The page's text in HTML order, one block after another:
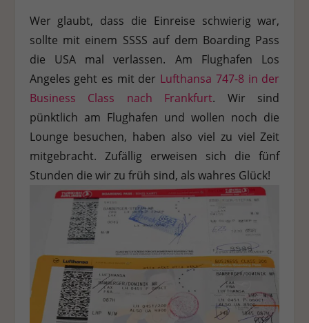
Wer glaubt, dass die Einreise schwierig war,
sollte mit einem SSSS auf dem Boarding Pass
die USA mal verlassen. Am Flughafen Los
Angeles geht es mit der Lufthansa 747-8 in der
Business Class nach Frankfurt. Wir sind
pünktlich am Flughafen und wollen noch die
Lounge besuchen, haben also viel zu viel Zeit
mitgebracht. Zufällig erweisen sich die fünf
Stunden die wir zu früh sind, als wahres Glück!